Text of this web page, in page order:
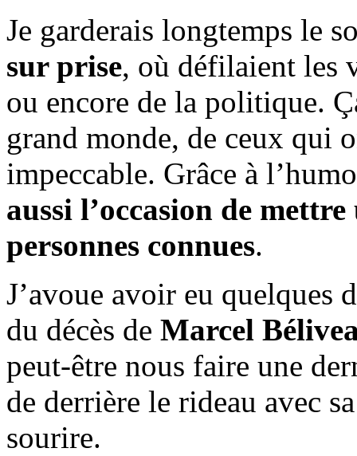
Je garderais longtemps le
sur prise, où défilaient les
ou encore de la politique.
grand monde, de ceux qui
impeccable. Grâce à
aussi l’occasion de
personnes connues.
J’avoue avoir eu quelques
du décès de Marcel
peut-être nous faire une
de derrière le rideau avec
sourire.